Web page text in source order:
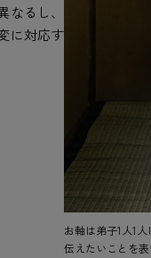
るし、
に対応す
お軸は弟子1人1
伝えたいことを表